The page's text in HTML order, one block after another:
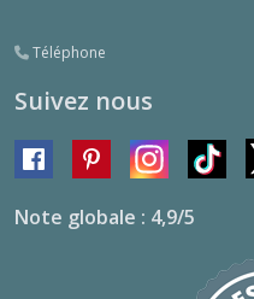
Téléphone
Suivez nous
Note globale : 4,9/5